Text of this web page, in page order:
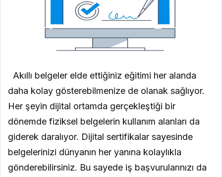
Akıllı belgeler elde ettiğiniz eğitimi her alanda
daha kolay gösterebilmenize de olanak sağlıyor.
Her şeyin dijital ortamda gerçekleştiği bir
dönemde fiziksel belgelerin kullanım alanları da
giderek daralıyor. Dijital sertifikalar sayesinde
belgelerinizi dünyanın her yanına kolaylıkla
gönderebilirsiniz. Bu sayede iş başvurularınızı da